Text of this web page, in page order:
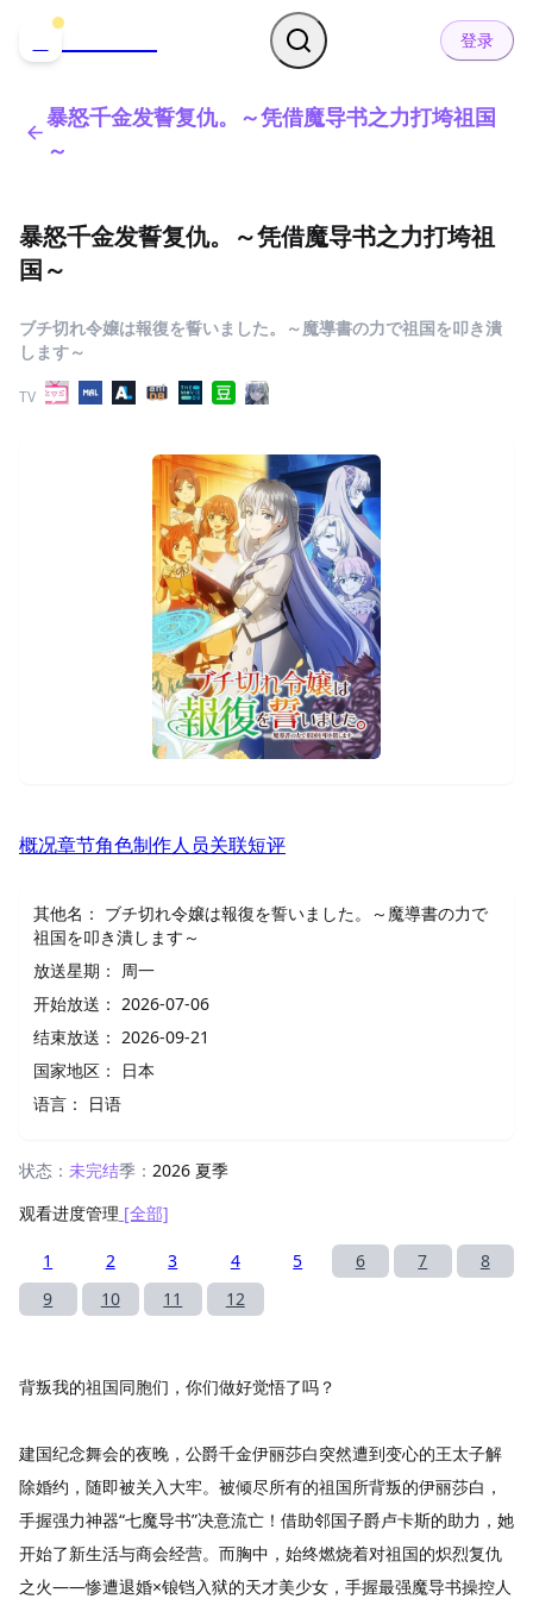
登录
暴怒千金发誓复仇。～凭借魔导书之力打垮祖国
～
暴怒千金发誓复仇。～凭借魔导书之力打垮祖
国～
ブチ切れ令嬢は報復を誓いました。～魔導書の力で祖国を叩き潰
します～
TV
概况章节角色制作人员关联短评
其他名： ブチ切れ令嬢は報復を誓いました。～魔導書の力で
祖国を叩き潰します～
放送星期： 周一
开始放送： 2026-07-06
结束放送： 2026-09-21
国家地区：
日本
语言：
日语
状态： 未完结季： 2026 夏季
观看进度管理 [全部]
1 2 3 4 5 6 7
8
9
10 11 12
背叛我的祖国同胞们，你们做好觉悟了吗？
建国纪念舞会的夜晚，公爵千金伊丽莎白突然遭到变心的王太子解
除婚约，随即被关入大牢。被倾尽所有的祖国所背叛的伊丽莎白，
手握强力神器“七魔导书”决意流亡！借助邻国子爵卢卡斯的助力，她
开始了新生活与商会经营。而胸中，始终燃烧着对祖国的炽烈复仇
之火——惨遭退婚×锒铛入狱的天才美少女，手握最强魔导书操控人